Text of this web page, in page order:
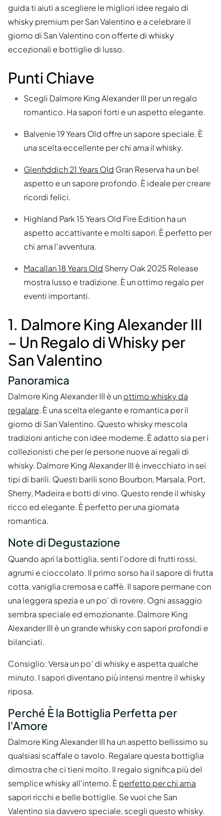
guida ti aiuti a scegliere le migliori idee regalo di
whisky premium per San Valentino e a celebrare il
giorno di San Valentino con offerte di whisky
eccezionali e bottiglie di lusso.
Punti Chiave
Scegli Dalmore King Alexander III per un regalo
romantico. Ha sapori forti e un aspetto elegante.
Balvenie 19 Years Old offre un sapore speciale. È
una scelta eccellente per chi ama il whisky.
Glenfiddich 21 Years Old Gran Reserva ha un bel
aspetto e un sapore profondo. È ideale per creare
ricordi felici.
Highland Park 15 Years Old Fire Edition ha un
aspetto accattivante e molti sapori. È perfetto per
chi ama l'avventura.
Macallan 18 Years Old Sherry Oak 2025 Release
mostra lusso e tradizione. È un ottimo regalo per
eventi importanti.
1. Dalmore King Alexander III
– Un Regalo di Whisky per
San Valentino
Panoramica
Dalmore King Alexander III è un ottimo whisky da
regalare. È una scelta elegante e romantica per il
giorno di San Valentino. Questo whisky mescola
tradizioni antiche con idee moderne. È adatto sia per i
collezionisti che per le persone nuove ai regali di
whisky. Dalmore King Alexander III è invecchiato in sei
tipi di barili. Questi barili sono Bourbon, Marsala, Port,
Sherry, Madeira e botti di vino. Questo rende il whisky
ricco ed elegante. È perfetto per una giornata
romantica.
Note di Degustazione
Quando apri la bottiglia, senti l'odore di frutti rossi,
agrumi e cioccolato. Il primo sorso ha il sapore di frutta
cotta, vaniglia cremosa e caffè. Il sapore permane con
una leggera spezia e un po' di rovere. Ogni assaggio
sembra speciale ed emozionante. Dalmore King
Alexander III è un grande whisky con sapori profondi e
bilanciati.
Consiglio: Versa un po' di whisky e aspetta qualche
minuto. I sapori diventano più intensi mentre il whisky
riposa.
Perché È la Bottiglia Perfetta per
l'Amore
Dalmore King Alexander III ha un aspetto bellissimo su
qualsiasi scaffale o tavolo. Regalare questa bottiglia
dimostra che ci tieni molto. Il regalo significa più del
semplice whisky all'interno. È perfetto per chi ama
sapori ricchi e belle bottiglie. Se vuoi che San
Valentino sia davvero speciale, scegli questo whisky.